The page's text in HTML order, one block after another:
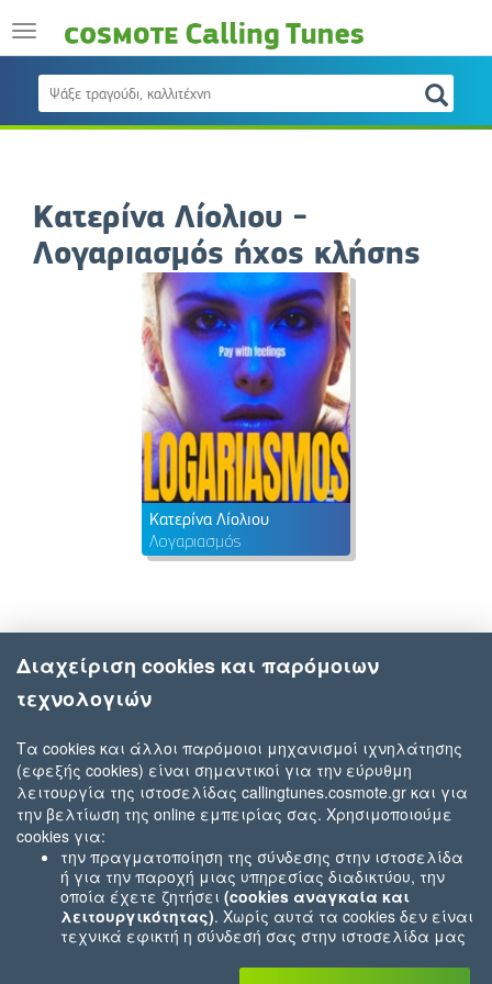
Κατερίνα Λίολιου -
Λογαριασμός ήχος κλήσης
Κατερίνα Λίολιου
Λογαριασμός
Διαχείριση cookies και παρόμοιων
τεχνολογιών
Τα cookies και άλλοι παρόμοιοι μηχανισμοί ιχνηλάτησης
(εφεξής cookies) είναι σημαντικοί για την εύρυθμη
λειτουργία της ιστοσελίδας callingtunes.cosmote.gr και για
την βελτίωση της online εμπειρίας σας. Χρησιμοποιούμε
cookies για:
την πραγματοποίηση της σύνδεσης στην ιστοσελίδα
ή για την παροχή μιας υπηρεσίας διαδικτύου, την
οποία έχετε ζητήσει (cookies αναγκαία και
λειτουργικότητας). Χωρίς αυτά τα cookies δεν είναι
τεχνικά εφικτή η σύνδεσή σας στην ιστοσελίδα μας
που εσείς μας ζητήσατε (π.χ.cookies που αφορούν